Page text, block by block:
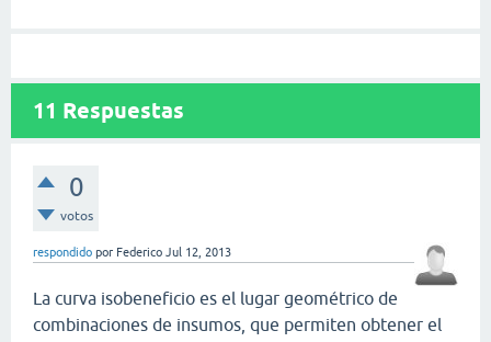
11 Respuestas
0
votos
respondido por Federico Jul 12, 2013
La curva isobeneficio es el lugar geométrico de
combinaciones de insumos, que permiten obtener el